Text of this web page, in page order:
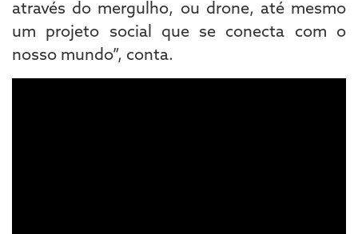
através do mergulho, ou drone, até mesmo
um projeto social que se conecta com o
nosso mundo”, conta.